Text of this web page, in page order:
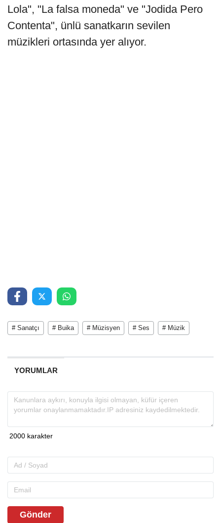
Lola", "La falsa moneda" ve "Jodida Pero
Contenta", ünlü sanatkarın sevilen
müzikleri ortasında yer alıyor.
# Sanatçı # Buika # Müzisyen # Ses # Müzik
YORUMLAR
Gönder